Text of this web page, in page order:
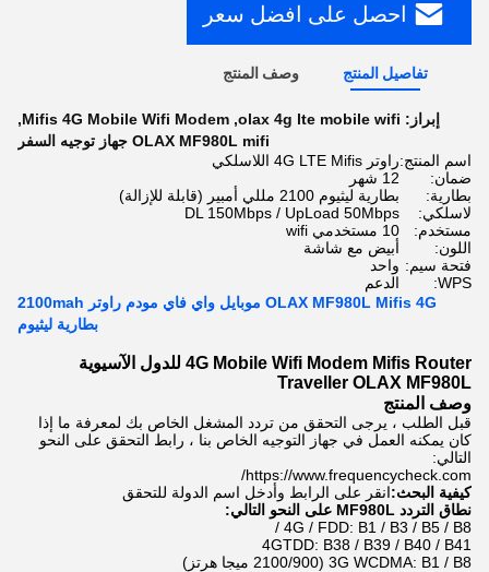
احصل على افضل سعر
تفاصيل المنتج وصف المنتج
إبراز: olax 4g lte mobile wifi
,
Mifis 4G Mobile Wifi Modem
,
OLAX MF980L mifi جهاز توجيه السفر
اسم المنتج:راوتر 4G LTE Mifis اللاسلكي
ضمان:
12 شهر
بطارية:
بطارية ليثيوم 2100 مللي أمبير (قابلة للإزالة)
لاسلكي:
DL 150Mbps / UpLoad 50Mbps
مستخدم:
10 مستخدمي wifi
اللون:
أبيض مع شاشة
فتحة سيم: واحد
WPS:
الدعم
OLAX MF980L Mifis 4G موبايل واي فاي مودم راوتر 2100mah
بطارية ليثيوم
4G Mobile Wifi Modem Mifis Router للدول الآسيوية
Traveller OLAX MF980L
وصف المنتج
قبل الطلب ، يرجى التحقق من تردد المشغل الخاص بك لمعرفة ما إذا
كان يمكنه العمل في جهاز التوجيه الخاص بنا ، رابط التحقق على النحو
التالي:
https://www.frequencycheck.com/
كيفية البحث:انقر على الرابط وأدخل اسم الدولة للتحقق
نطاق التردد MF980L على النحو التالي:
4G / FDD: B1 / B3 / B5 / B8 /
4GTDD: B38 / B39 / B40 / B41
3G WCDMA: B1 / B8 (2100/900 ميجا هرتز)